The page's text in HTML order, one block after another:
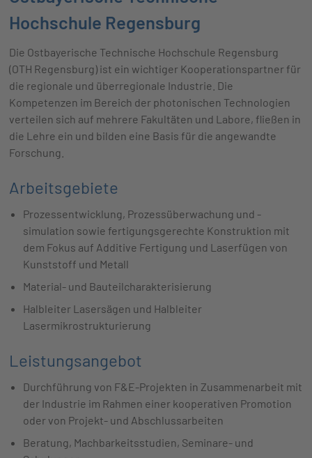
Hochschule Regensburg
Die Ostbayerische Technische Hochschule Regensburg
(OTH Regensburg) ist ein wichtiger Kooperationspartner für
die regionale und überregionale Industrie. Die
Kompetenzen im Bereich der photonischen Technologien
verteilen sich auf mehrere Fakultäten und Labore, fließen in
die Lehre ein und bilden eine Basis für die angewandte
Forschung.
Arbeitsgebiete
Prozessentwicklung, Prozessüberwachung und -
simulation sowie fertigungsgerechte Konstruktion mit
dem Fokus auf Additive Fertigung und Laserfügen von
Kunststoff und Metall
Material- und Bauteilcharakterisierung
Halbleiter Lasersägen und Halbleiter
Lasermikrostrukturierung
Leistungsangebot
Durchführung von F&E-Projekten in Zusammenarbeit mit
der Industrie im Rahmen einer kooperativen Promotion
oder von Projekt- und Abschlussarbeiten
Beratung, Machbarkeitsstudien, Seminare- und